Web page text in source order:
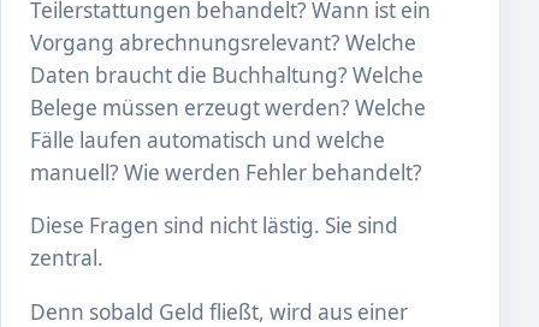
Teilerstattungen behandelt? Wann ist ein
Vorgang abrechnungsrelevant? Welche
Daten braucht die Buchhaltung? Welche
Belege müssen erzeugt werden? Welche
Fälle laufen automatisch und welche
manuell? Wie werden Fehler behandelt?
Diese Fragen sind nicht lästig. Sie sind
zentral.
Denn sobald Geld fließt, wird aus einer